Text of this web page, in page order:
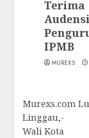
Terima
Audensi
IPMB
MUREXS
Murexs.com
Linggau,-
Wali Kota